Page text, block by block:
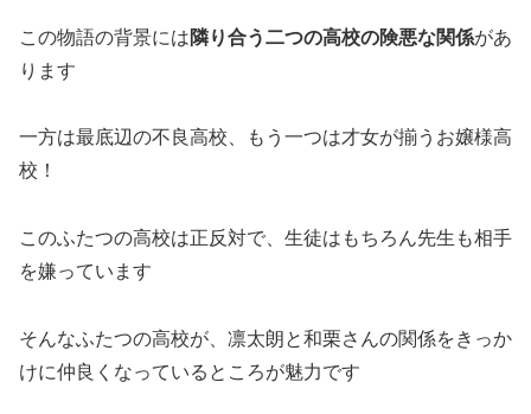
この物語の背景には隣り合う二つの高校の険悪な関係があ
ります
一方は最底辺の不良高校、もう一つは才女が揃うお嬢様高
校！
このふたつの高校は正反対で、生徒はもちろん先生も相手
を嫌っています
そんなふたつの高校が、凛太朗と和栗さんの関係をきっか
けに仲良くなっているところが魅力です